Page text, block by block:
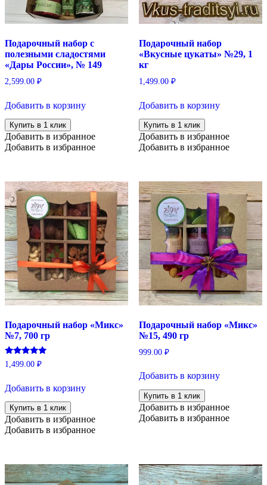
Подарочный набор с
полезными сладостями
«Дары России», № 149
2,599.00 ₽
Добавить в корзину
Купить в 1 клик
Добавить в избранное
Добавить в избранное
Подарочный набор
«Вкусные цукаты» №29, 1
кг
1,499.00 ₽
Добавить в корзину
Купить в 1 клик
Добавить в избранное
Добавить в избранное
Подарочный набор «Микс»
№7, 700 гр
Оценка
5.00
1,499.00 ₽
Добавить в корзину
Купить в 1 клик
Добавить в избранное
Добавить в избранное
Подарочный набор «Микс»
№15, 490 гр
999.00 ₽
Добавить в корзину
Купить в 1 клик
Добавить в избранное
Добавить в избранное